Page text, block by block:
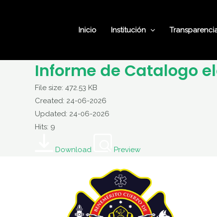
Inicio Institución
Informe de Catalogo
File size: 472.53 KB
Created: 24-06-2026
Updated: 24-06-2026
Hits: 9
Download Preview